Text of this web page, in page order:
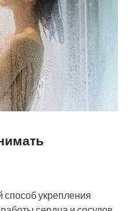
укрепления